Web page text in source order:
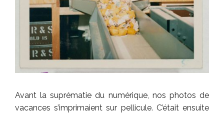
Avant la suprématie du numérique, nos photos de
vacances s’imprimaient sur pellicule. C’était ensuite